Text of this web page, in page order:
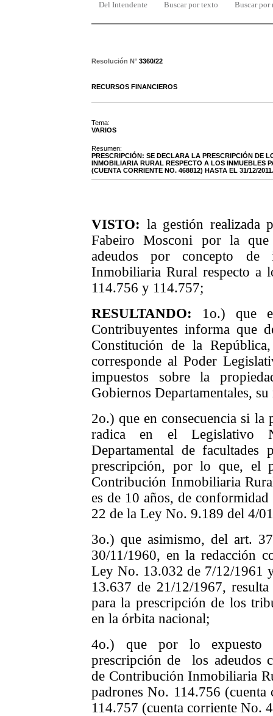
Del Intendente Buscar por texto Buscar por
Resolución N° 3360/22
RECURSOS FINANCIEROS
Tema:
VARIOS
Resumen:
PRESCRIPCIÓN: SE DECLARA LA PRESCRIPCIÓN DE
INMOBILIARIA RURAL RESPECTO A LOS INMUEBLES
(CUENTA CORRIENTE NO. 468812) HASTA EL 31/12/2011.
VISTO: la gestión realizada
Fabeiro Mosconi por la
adeudos por concepto de
Inmobiliaria Rural respecto a
114.756 y 114.757;
RESULTANDO: 1o.) que
Contribuyentes informa que
Constitución de la
corresponde al Poder
impuestos sobre la
Gobiernos Departamentales,
2o.) que en consecuencia si la
radica en el Legislativo
Departamental de
prescripción, por lo que, el
Contribución Inmobiliaria
es de 10 años, de
22 de la Ley No. 9.189 del 4/
3o.) que asimismo, del art.
30/11/1960, en la redacción
Ley No. 13.032 de 7/12/1961
13.637 de 21/12/1967,
para la prescripción de los
en la órbita nacional;
4o.) que por lo expuesto
prescripción de los adeudos
de Contribución Inmobiliaria
padrones No. 114.756
114.757 (cuenta corriente No.